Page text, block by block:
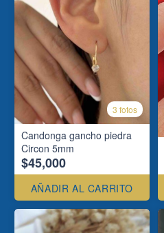
3 fotos
Candonga gancho piedra
Circon 5mm
$45,000
AÑADIR AL CARRITO